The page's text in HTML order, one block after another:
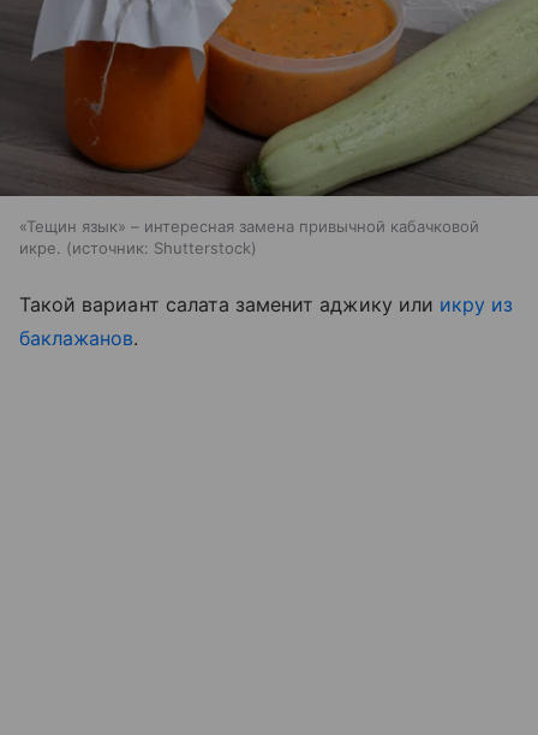
«Тещин язык» – интересная замена привычной кабачковой
икре.
источник: Shutterstock
Такой вариант салата заменит аджику или икру из
баклажанов.